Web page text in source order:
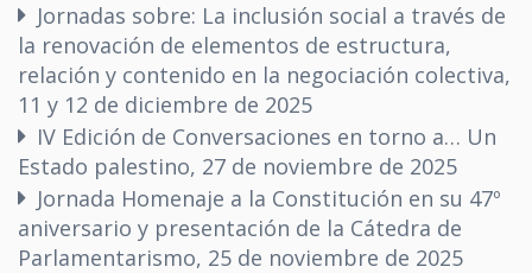
Jornadas sobre: La inclusión social a través de
la renovación de elementos de estructura,
relación y contenido en la negociación colectiva,
11 y 12 de diciembre de 2025
IV Edición de Conversaciones en torno a… Un
Estado palestino, 27 de noviembre de 2025
Jornada Homenaje a la Constitución en su 47º
aniversario y presentación de la Cátedra de
Parlamentarismo, 25 de noviembre de 2025